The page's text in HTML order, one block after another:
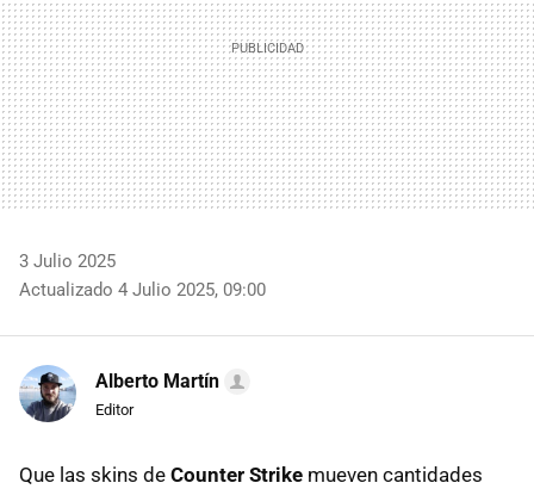
3 Julio 2025
Actualizado 4 Julio 2025, 09:00
Alberto Martín
Editor
Que las skins de Counter Strike mueven cantidades